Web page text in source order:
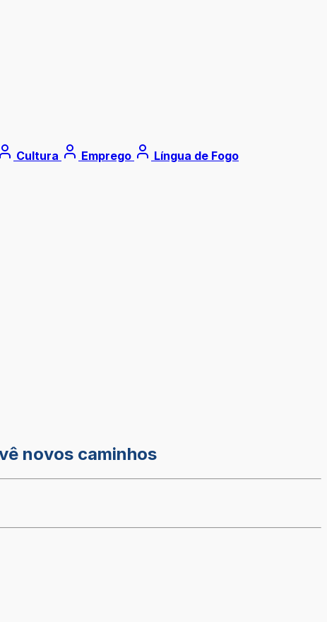
Cultura Emprego Língua de Fogo
novos caminhos